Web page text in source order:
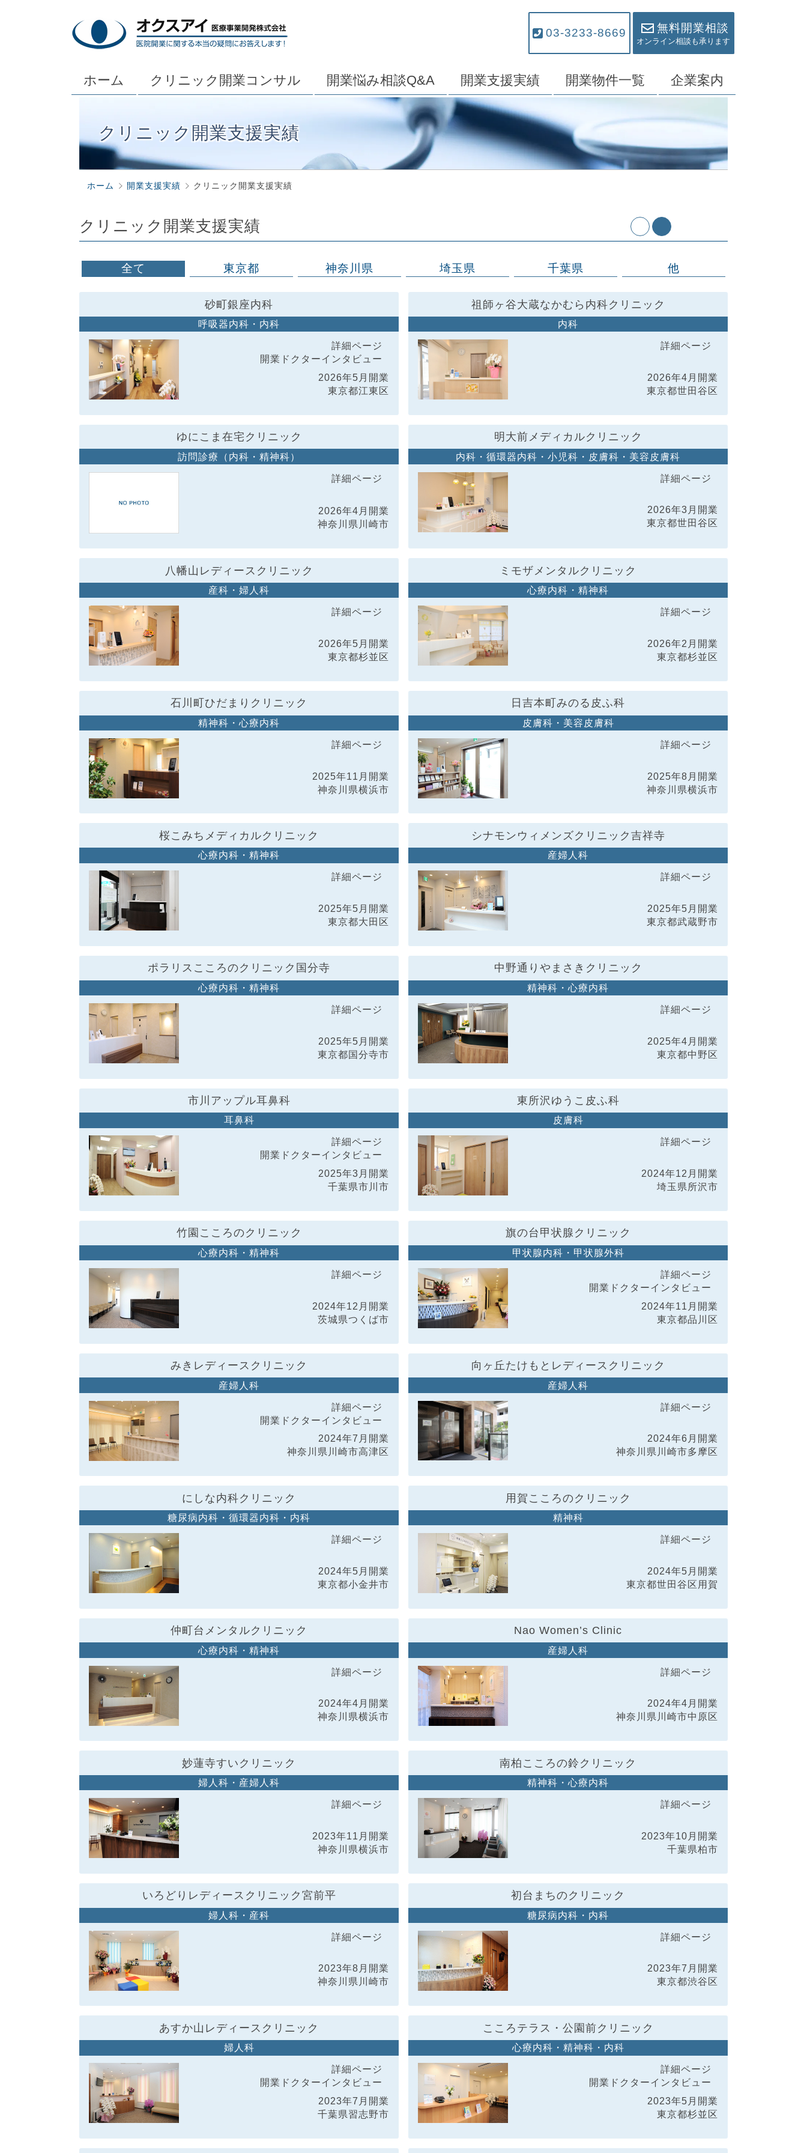
03-3233-8669 無料開業相談
オンライン相談も承ります
ホーム クリニック開業コンサル 開業悩み相談Q&A 開業支援実績 開業物件一覧 企業案内
クリニック開業支援実績
ホーム 開業支援実績 クリニック開業支援実績
クリニック開業支援実績
全て 東京都 神奈川県 埼玉県 千葉県 他
砂町銀座内科
呼吸器内科・内科
詳細ページ
開業ドクターインタビュー
2026年5月開業
東京都江東区
祖師ヶ谷大蔵なかむら内科クリニック
内科
詳細ページ
2026年4月開業
東京都世田谷区
ゆにこま在宅クリニック
訪問診療（内科・精神科）
詳細ページ
2026年4月開業
神奈川県川崎市
明大前メディカルクリニック
内科・循環器内科・小児科・皮膚科・美容皮膚科
詳細ページ
2026年3月開業
東京都世田谷区
八幡山レディースクリニック
産科・婦人科
詳細ページ
2026年5月開業
東京都杉並区
ミモザメンタルクリニック
心療内科・精神科
詳細ページ
2026年2月開業
東京都杉並区
石川町ひだまりクリニック
精神科・心療内科
詳細ページ
2025年11月開業
神奈川県横浜市
日吉本町みのる皮ふ科
皮膚科・美容皮膚科
詳細ページ
2025年8月開業
神奈川県横浜市
桜こみちメディカルクリニック
心療内科・精神科
詳細ページ
2025年5月開業
東京都大田区
シナモンウィメンズクリニック吉祥寺
産婦人科
詳細ページ
2025年5月開業
東京都武蔵野市
ポラリスこころのクリニック国分寺
心療内科・精神科
詳細ページ
2025年5月開業
東京都国分寺市
中野通りやまさきクリニック
精神科・心療内科
詳細ページ
2025年4月開業
東京都中野区
市川アップル耳鼻科
耳鼻科
詳細ページ
開業ドクターインタビュー
2025年3月開業
千葉県市川市
東所沢ゆうこ皮ふ科
皮膚科
詳細ページ
2024年12月開業
埼玉県所沢市
竹園こころのクリニック
心療内科・精神科
詳細ページ
2024年12月開業
茨城県つくば市
旗の台甲状腺クリニック
甲状腺内科・甲状腺外科
詳細ページ
開業ドクターインタビュー
2024年11月開業
東京都品川区
みきレディースクリニック
産婦人科
詳細ページ
開業ドクターインタビュー
2024年7月開業
神奈川県川崎市高津区
向ヶ丘たけもとレディースクリニック
産婦人科
詳細ページ
2024年6月開業
神奈川県川崎市多摩区
にしな内科クリニック
糖尿病内科・循環器内科・内科
詳細ページ
2024年5月開業
東京都小金井市
用賀こころのクリニック
精神科
詳細ページ
2024年5月開業
東京都世田谷区用賀
仲町台メンタルクリニック
心療内科・精神科
詳細ページ
2024年4月開業
神奈川県横浜市
Nao Women’s Clinic
産婦人科
詳細ページ
2024年4月開業
神奈川県川崎市中原区
妙蓮寺すいクリニック
婦人科・産婦人科
詳細ページ
2023年11月開業
神奈川県横浜市
南柏こころの鈴クリニック
精神科・心療内科
詳細ページ
2023年10月開業
千葉県柏市
いろどりレディースクリニック宮前平
婦人科・産科
詳細ページ
2023年8月開業
神奈川県川崎市
初台まちのクリニック
糖尿病内科・内科
詳細ページ
2023年7月開業
東京都渋谷区
あすか山レディースクリニック
婦人科
詳細ページ
開業ドクターインタビュー
2023年7月開業
千葉県習志野市
こころテラス・公園前クリニック
心療内科・精神科・内科
詳細ページ
開業ドクターインタビュー
2023年5月開業
東京都杉並区